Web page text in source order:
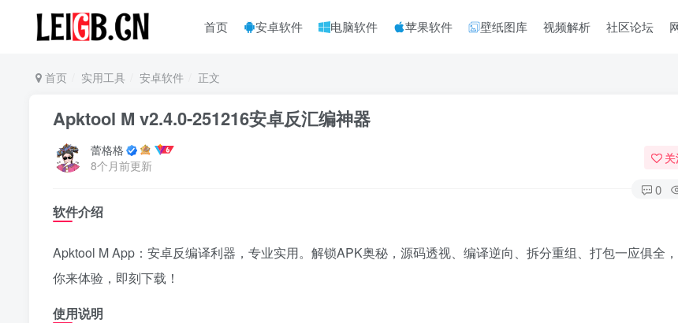
首页 安卓软件 电脑软件 苹果软件 壁纸图库 视频解析 社区论坛
首页 实用工具 安卓软件 正文
Apktool M v2.4.0-251216安卓反汇编神器
蕾格格
8个月前更新
0
软件介绍
Apktool M App：安卓反编译利器，专业实用。解锁APK奥秘，源码透视、编译逆向、拆分重组、打包一应俱全
你来体验，即刻下载！
使用说明